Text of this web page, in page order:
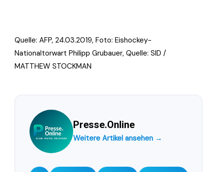
Quelle: AFP, 24.03.2019, Foto: Eishockey-
Nationaltorwart Philipp Grubauer, Quelle: SID /
MATTHEW STOCKMAN
Presse.Online
Weitere Artikel ansehen →